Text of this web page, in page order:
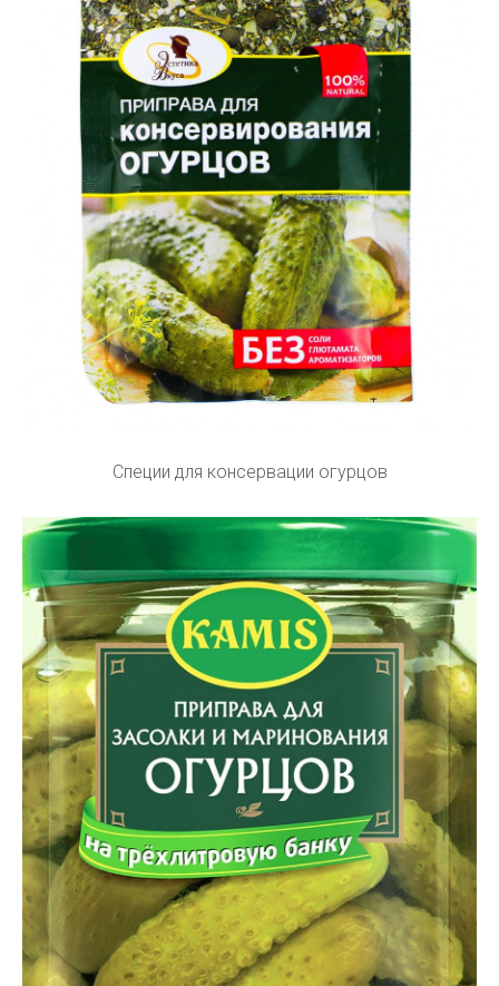
Специи для консервации огурцов